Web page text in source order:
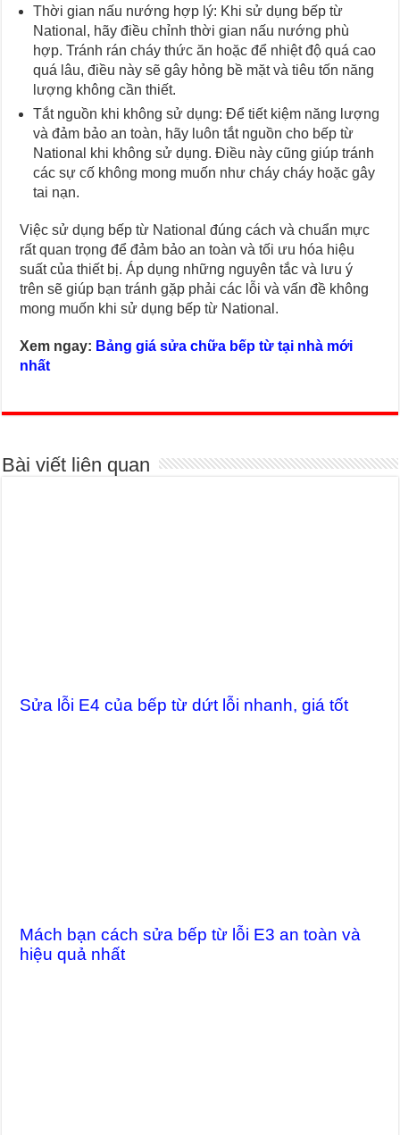
Thời gian nấu nướng hợp lý: Khi sử dụng bếp từ
National, hãy điều chỉnh thời gian nấu nướng phù
hợp. Tránh rán cháy thức ăn hoặc để nhiệt độ quá cao
quá lâu, điều này sẽ gây hỏng bề mặt và tiêu tốn năng
lượng không cần thiết.
Tắt nguồn khi không sử dụng: Để tiết kiệm năng lượng
và đảm bảo an toàn, hãy luôn tắt nguồn cho bếp từ
National khi không sử dụng. Điều này cũng giúp tránh
các sự cố không mong muốn như cháy cháy hoặc gây
tai nạn.
Việc sử dụng bếp từ National đúng cách và chuẩn mực
rất quan trọng để đảm bảo an toàn và tối ưu hóa hiệu
suất của thiết bị. Áp dụng những nguyên tắc và lưu ý
trên sẽ giúp bạn tránh gặp phải các lỗi và vấn đề không
mong muốn khi sử dụng bếp từ National.
Xem ngay: Bảng giá sửa chữa bếp từ tại nhà mới
nhất
Bài viết liên quan
Sửa lỗi E4 của bếp từ dứt lỗi nhanh, giá tốt
Mách bạn cách sửa bếp từ lỗi E3 an toàn và
hiệu quả nhất